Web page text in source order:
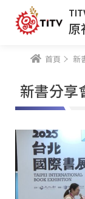
原
首頁 新
新書分享